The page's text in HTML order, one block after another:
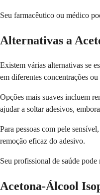
Seu farmacêutico ou médico
Alternativas a
Existem várias alternativas se
em diferentes concentrações
Opções mais suaves incluem
ajudar a soltar adesivos,
Para pessoas com pele
remoção eficaz do adesivo.
Seu profissional de saúde
Acetona-Álcool